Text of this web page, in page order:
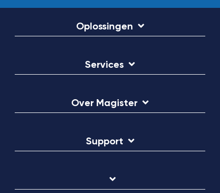
Oplossingen
Services
Over Magister
Support